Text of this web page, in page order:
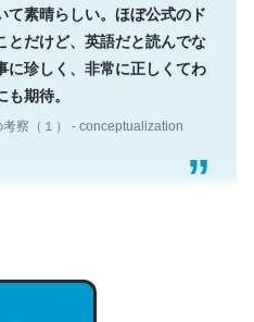
とだけど、英語だと読んでな
に珍しく、非常に正しくてわ
も期待。
な良記事。/続編来た
entry/2023/03/27